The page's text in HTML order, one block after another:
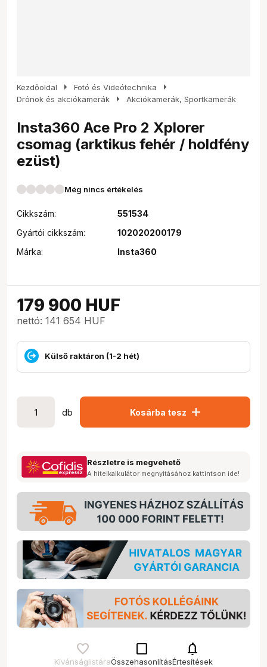
Kezdőoldal arrow_right Fotó és Videótechnika arrow_right
Drónok és akciókamerák arrow_right Akciókamerák, Sportkamerák
Insta360 Ace Pro 2 Xplorer
csomag (arktikus fehér / holdfény
ezüst)
Még nincs értékelés
Cikkszám:
551534
Gyártói cikkszám:
102020200179
Márka:
Insta360
179 900 HUF
nettó: 141 654 HUF
Külső raktáron (1-2 hét)
db Kosárba tesz add
Részletre is megvehető
A hitelkalkulátor megnyitásához kattintson ide!
Kívánságlistára
check_box_outline_blank
Összehasonlítás
notifications
Értesítések